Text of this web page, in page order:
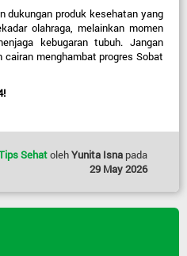
dukungan produk kesehatan yang
olahraga, melainkan momen
kebugaran tubuh. Jangan
menghambat progres Sobat
SehatolehYunita Isna pada
29 May 2026